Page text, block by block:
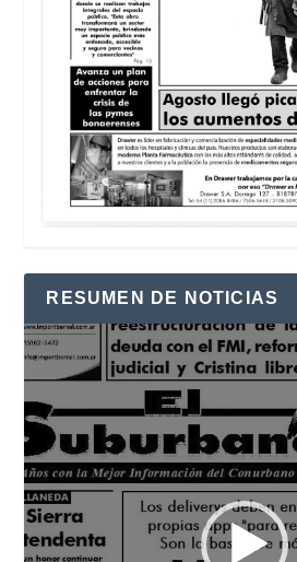
RESUMEN DE NOTICIAS
Reproductor
de
vídeo